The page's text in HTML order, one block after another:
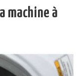
machine à